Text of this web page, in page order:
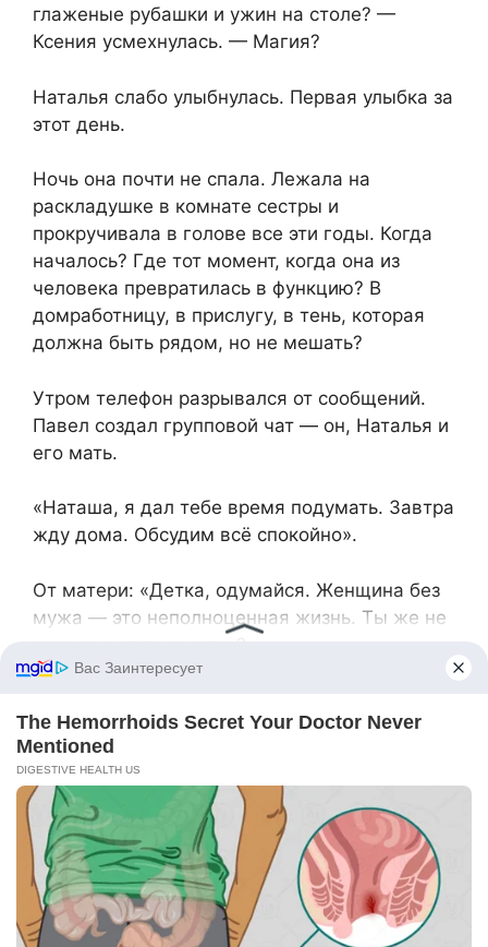
глаженые рубашки и ужин на столе? —
Ксения усмехнулась. — Магия?
Наталья слабо улыбнулась. Первая улыбка за
этот день.
Ночь она почти не спала. Лежала на
раскладушке в комнате сестры и
прокручивала в голове все эти годы. Когда
началось? Где тот момент, когда она из
человека превратилась в функцию? В
домработницу, в прислугу, в тень, которая
должна быть рядом, но не мешать?
Утром телефон разрывался от сообщений.
Павел создал групповой чат — он, Наталья и
его мать.
«Наташа, я дал тебе время подумать. Завтра
жду дома. Обсудим всё спокойно».
От матери: «Детка, одумайся. Женщина без
мужа — это неполноценная жизнь. Ты же не
— Мне нужно найти работу, — сказала она за
завтраком. — Срочно. Любую.
Ксения кивнула.
— Давай посмотрим вакансии. У тебя ведь
образование экономическое?